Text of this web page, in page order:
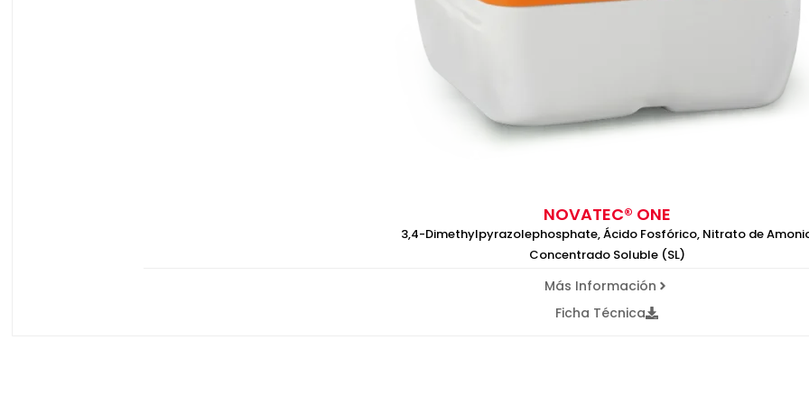
NOVATEC® ONE
3,4-Dimethylpyrazolephosphate, Ácido Fosfórico, Nitrato de
Concentrado Soluble (SL)
Más Información
Ficha Técnica